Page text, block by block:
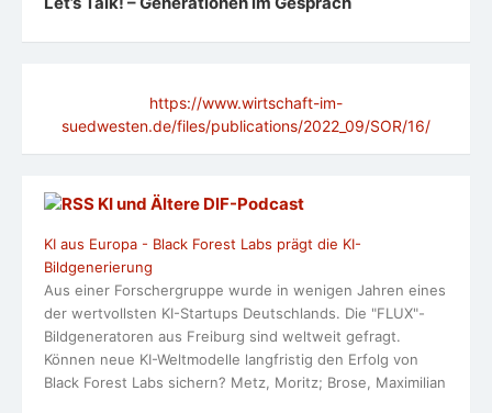
https://www.wirtschaft-im-
suedwesten.de/files/publications/2022_09/SOR/16/
KI und Ältere DlF-Podcast
KI aus Europa - Black Forest Labs prägt die KI-
Bildgenerierung
Aus einer Forschergruppe wurde in wenigen Jahren eines
der wertvollsten KI-Startups Deutschlands. Die "FLUX"-
Bildgeneratoren aus Freiburg sind weltweit gefragt.
Können neue KI-Weltmodelle langfristig den Erfolg von
Black Forest Labs sichern? Metz, Moritz; Brose, Maximilian